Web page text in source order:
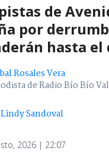
de
por
hasta el
Rosales Vera
de Radio Bío Bío
Lindy Sandoval
2026 | 22:07